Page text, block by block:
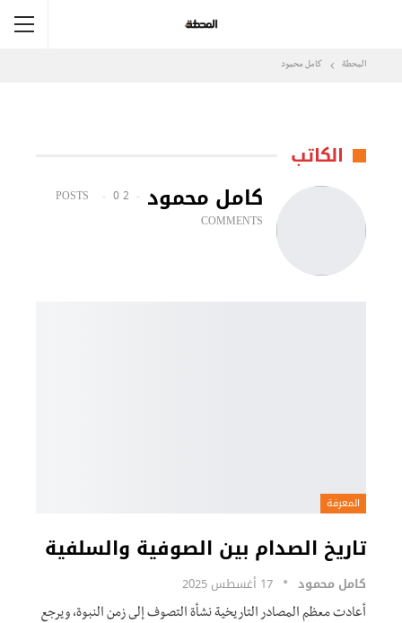
المحطة كامل محمود
الكاتب
كامل محمود 2 POSTS
0
COMMENTS
المعرفة
تاريخ الصدام بين الصوفية والسلفية
كامل محمود 17 أغسطس 2025
أعادت معظم المصادر التاريخية نشأة التصوف إلى زمن النبوة، ويرجع